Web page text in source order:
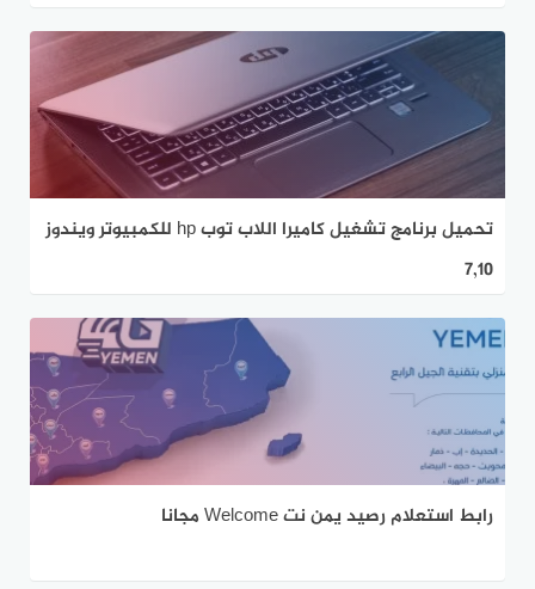
تحميل برنامج تشغيل كاميرا اللاب توب hp للكمبيوتر ويندوز
7,10
رابط استعلام رصيد يمن نت Welcome مجانا